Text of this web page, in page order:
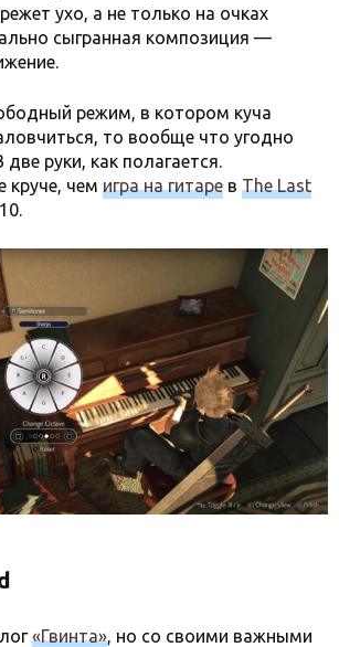
ухо, а не только на очках
сыгранная композиция —
режим, в котором куча
то вообще что угодно
две руки, как полагается.
круче, чем игра на гитаре в The Last
«Гвинта», но со своими важными